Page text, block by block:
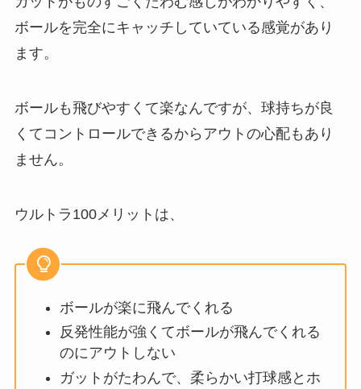
ボールを完全にキャッチしていている感覚があり
ます。
ボールも飛びやすくて楽なんですが、球持ちが良
くてコントロールできるからアウトの心配もあり
ません。
ウルトラ100メリットは、
ボールが楽に飛んでくれる
反発性能が強くてボールが飛んでくれる
のにアウトしない
ガットがたわんで、柔らかい打球感とホ